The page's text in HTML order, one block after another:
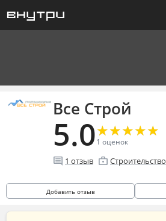
Все Строй
5.0★
★★
★★
★★
★★
★
1 оценок
comment 1 отзыв enterprise Строительство
Добавить отзыв